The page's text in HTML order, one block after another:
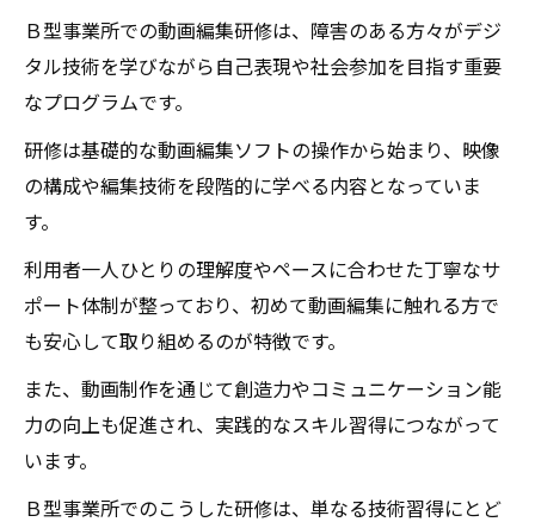
会参加への第一歩
初心者でも安心！Ｂ型事業所の動画編集研修が
目指すもの
実践例から学ぶ：動画編集研修で広がる自己表
現の可能性
Ｂ型事業所での動画編集研修は、障害のある方々がデジ
タル技術を学びながら自己表現や社会参加を目指す重要
なプログラムです。
研修は基礎的な動画編集ソフトの操作から始まり、映像
の構成や編集技術を段階的に学べる内容となっていま
す。
利用者一人ひとりの理解度やペースに合わせた丁寧なサ
ポート体制が整っており、初めて動画編集に触れる方で
も安心して取り組めるのが特徴です。
また、動画制作を通じて創造力やコミュニケーション能
力の向上も促進され、実践的なスキル習得につながって
います。
Ｂ型事業所でのこうした研修は、単なる技術習得にとど